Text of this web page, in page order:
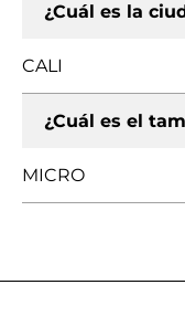
¿Cuál es la
CALI
¿Cuál es el
MICRO